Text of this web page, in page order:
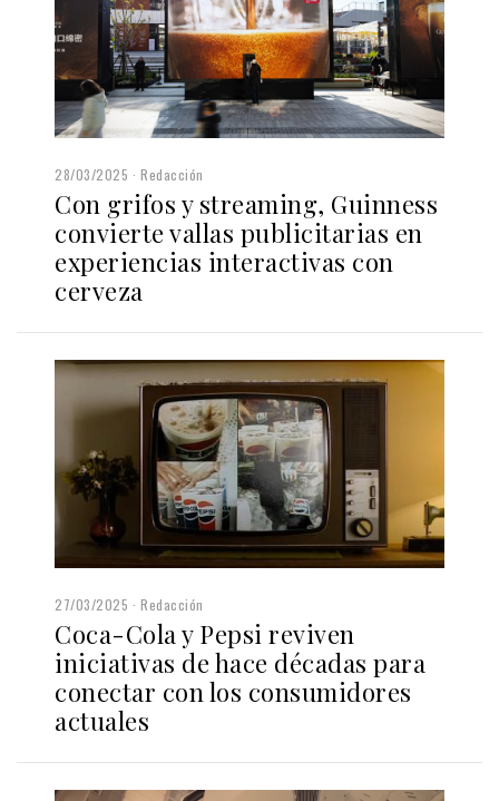
28/03/2025 Redacción
Con grifos y streaming, Guinness
convierte vallas publicitarias en
experiencias interactivas con
cerveza
27/03/2025 Redacción
Coca-Cola y Pepsi reviven
iniciativas de hace décadas para
conectar con los consumidores
actuales